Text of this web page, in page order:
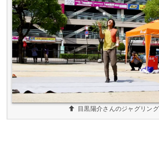
目黒陽介さんのジャグリング